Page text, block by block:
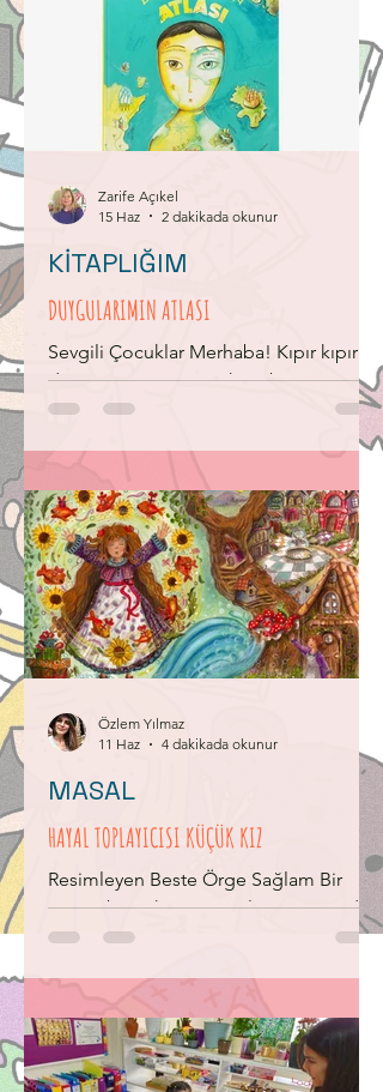
DUYGULARIMIN ATLASI
Sevgili Çocuklar Merhaba! Kıpır kıpır
dergimiz Kıpırtı Çocuk’un bu sayısında
sizlere çok farklı bir kitaptan söz etmek
desenleri Bimba Landmann tarafından
oluşturulmuş. Eser, adından da
anlaşılacağı gibi bir çeşit atlas ama
coğrafya dersi için değil. Bence,
yediden yetmişe tüm okurların
faydalanabileceği çok özel bir başucu
kitabı. Kitabın künye sayfasında şöyle
KİTAPLIĞIM
Zarife Açıkel
15 Haz
2 dakikada okunur
HAYAL TOPLAYICISI KÜÇÜK KIZ
Resimleyen Beste Örge Sağlam Bir
varmış bir yokmuş. Evvel zaman içinde,
kalbur saman içinde masal dinleyen
şehir varmış. Bu şehrin tam kalbinden
bir nehir akarmış. Allı pullu balıkların
oynaştığı bu nehrin kenarında ise mis
MASAL
Özlem Yılmaz
11 Haz
4 dakikada okunur